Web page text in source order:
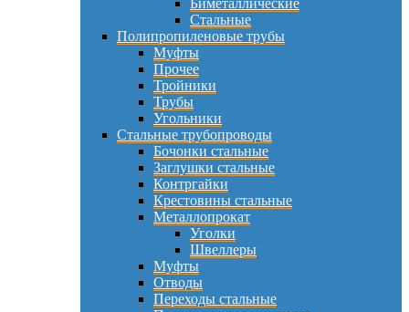
Биметаллические
Стальные
Полипропиленовые трубы
Муфты
Прочее
Тройники
Трубы
Угольники
Стальные трубопроводы
Бочонки стальные
Заглушки стальные
Контргайки
Крестовины стальные
Металлопрокат
Уголки
Швеллеры
Муфты
Отводы
Переходы стальные